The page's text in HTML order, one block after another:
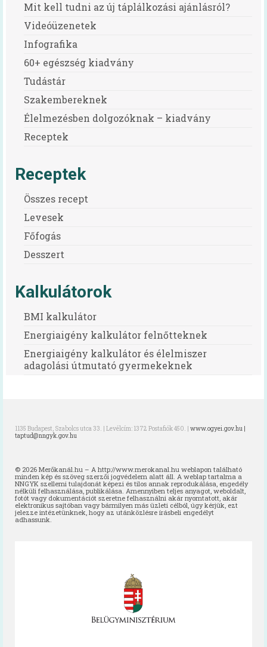
Mit kell tudni az új táplálkozási ajánlásról?
Videóüzenetek
Infografika
60+ egészség kiadvány
Tudástár
Szakembereknek
Élelmezésben dolgozóknak – kiadvány
Receptek
Receptek
Összes recept
Levesek
Főfogás
Desszert
Kalkulátorok
BMI kalkulátor
Energiaigény kalkulátor felnőtteknek
Energiaigény kalkulátor és élelmiszer
adagolási útmutató gyermekeknek
1135 Budapest, Szabolcs utca 33. | Levélcím: 1372 Postafiók 450. | www.ogyei.gov.hu |
taptud@nngyk.gov.hu
© 2026 Merőkanál.hu – A http://www.merokanal.hu weblapon található
minden kép és szöveg szerzői jogvédelem alatt áll. A weblap tartalma a
NNGYK szellemi tulajdonát képezi és tilos annak reprodukálása, engedély
nélküli felhasználása, publikálása. Amennyiben teljes anyagot, weboldalt,
fotót vagy dokumentációt szeretne felhasználni akár nyomtatott, akár
elektronikus sajtóban vagy bármilyen más üzleti célból, úgy kérjük, ezt
jelezze intézetünknek, hogy az utánközlésre írásbeli engedélyt
adhassunk.